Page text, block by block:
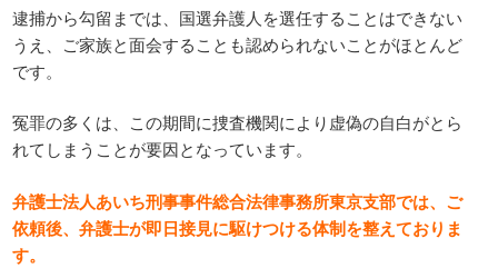
逮捕から勾留までは、国選弁護人を選任することはできない
うえ、ご家族と面会することも認められないことがほとんど
です。
冤罪の多くは、この期間に捜査機関により虚偽の自白がとら
れてしまうことが要因となっています。
弁護士法人あいち刑事事件総合法律事務所東京支部では、ご
依頼後、弁護士が即日接見に駆けつける体制を整えておりま
す。